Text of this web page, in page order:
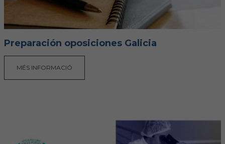
Preparación oposiciones Galicia
MÉS INFORMACIÓ